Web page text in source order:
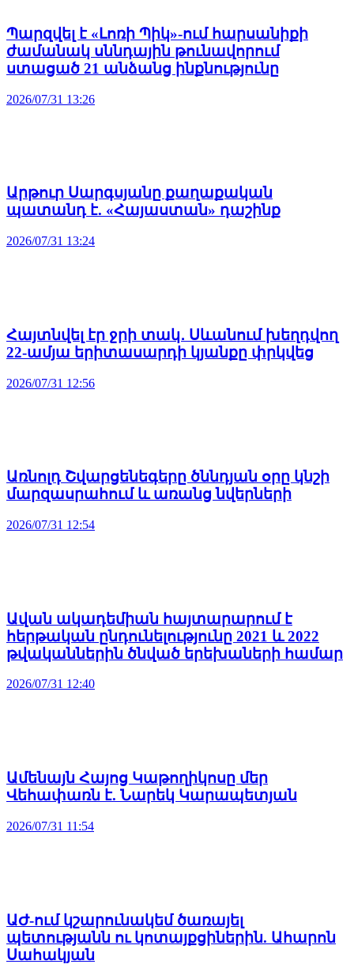
Պարզվել է «Լոռի Պիկ»-ում հարսանիքի
ժամանակ սննդային թունավորում
ստացած 21 անձանց ինքնությունը
2026/07/31 13:26
Արթուր Սարգսյանը քաղաքական
պատանդ է. «Հայաստան» դաշինք
2026/07/31 13:24
Հայտնվել էր ջրի տակ․ Սևանում խեղդվող
22-ամյա երիտասարդի կյանքը փրկվեց
2026/07/31 12:56
Առնոլդ Շվարցենեգերը ծննդյան օրը կնշի
մարզասրահում և առանց նվերների
2026/07/31 12:54
Ավան ակադեմիան հայտարարում է
հերթական ընդունելությունը 2021 և 2022
թվականներին ծնված երեխաների համար
2026/07/31 12:40
Ամենայն Հայոց Կաթողիկոսը մեր
Վեհափառն է. Նարեկ Կարապետյան
2026/07/31 11:54
ԱԺ-ում կշարունակեմ ծառայել
պետությանն ու կոտայքցիներին. Ահարոն
Սահակյան